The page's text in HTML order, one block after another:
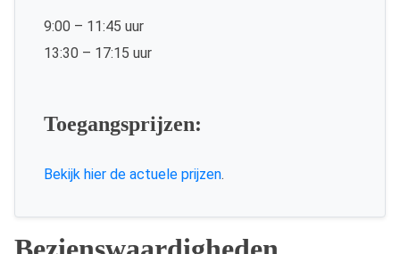
9:00 – 11:45 uur
13:30 – 17:15 uur
Toegangsprijzen:
Bekijk hier de actuele prijzen.